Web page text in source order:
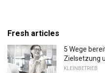
Fresh articles
5 Wege
Zielsetzung
KLEINBETRIEB